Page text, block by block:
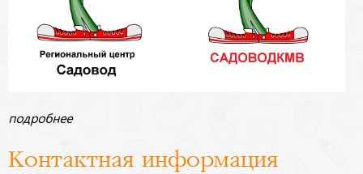
подробнее
Контактная информация